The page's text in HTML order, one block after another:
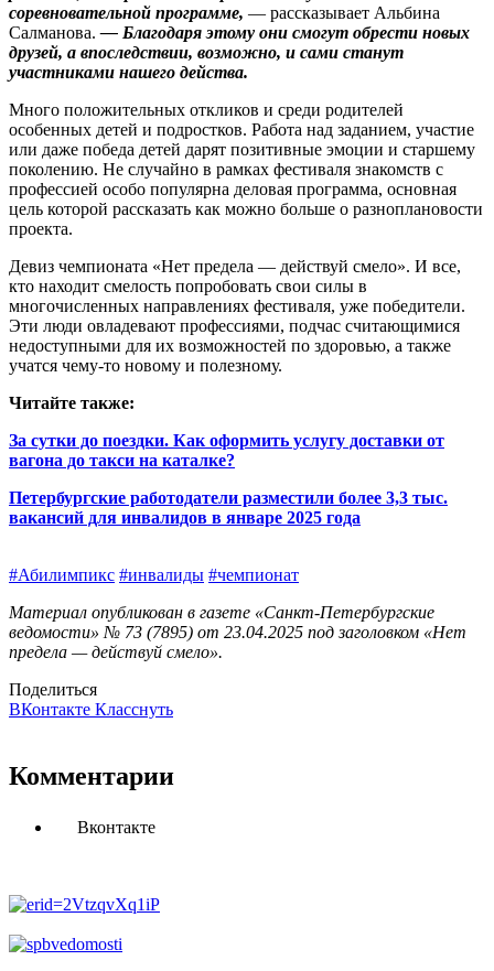
соревновательной программе, — рассказывает Альбина
Салманова.— Благодаря этому они смогут обрести новых
друзей, а впоследствии, возможно, и сами станут
участниками нашего действа.
Много положительных откликов и среди родителей
особенных детей и подростков. Работа над заданием, участие
или даже победа детей дарят позитивные эмоции и старшему
поколению. Не случайно в рамках фестиваля знакомств с
профессией особо популярна деловая программа, основная
цель которой рассказать как можно больше о разноплановости
проекта.
Девиз чемпионата «Нет предела — действуй смело». И все,
кто находит смелость попробовать свои силы в
многочисленных направлениях фестиваля, уже победители.
Эти люди овладевают профессиями, подчас считающимися
недоступными для их возможностей по здоровью, а также
учатся чему‑то новому и полезному.
Читайте также:
За сутки до поездки. Как оформить услугу доставки от
вагона до такси на каталке?
Петербургские работодатели разместили более 3,3 тыс.
вакансий для инвалидов в январе 2025 года
#Абилимпикс #инвалиды #чемпионат
Материал опубликован в газете «Санкт-Петербургские
ведомости» № 73 (7895) от 23.04.2025 под заголовком «Нет
предела — действуй смело».
Поделиться
ВКонтакте Класснуть
Комментарии
Вконтакте